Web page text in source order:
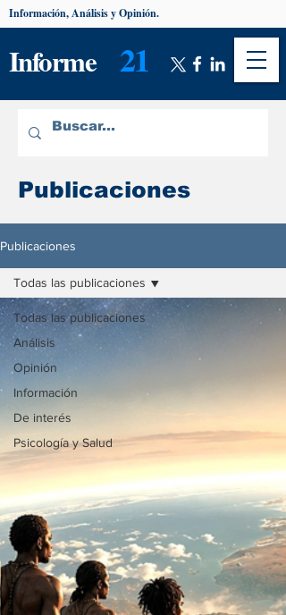
Informe 21
Información, Análisis y Opinión.
Publicaciones
Publicaciones
Todas las publicaciones
Análisis
Opinión
Información
De interés
Psicología y Salud
Todas las publicaciones